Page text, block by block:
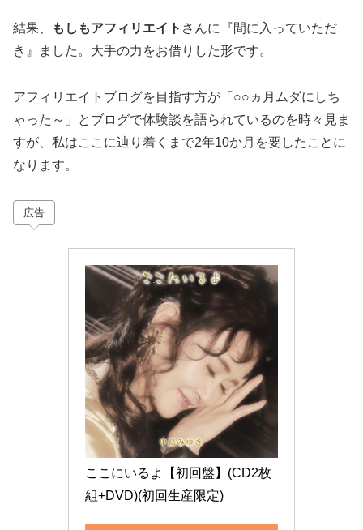
結果、 もしもアフィリエイト さんに『間に入っていただ
き』ました。大手の力をお借りした形です。
アフィリエイトブログを目指す方が「○○ヵ月ムダにしち
ゃった～」とブログで体験談を語られているのを時々見ま
すが、私はここに辿り着くまで2年10か月を要したことに
なります。
広告
ここにいるよ【初回盤】(CD2枚
組+DVD)(初回生産限定)